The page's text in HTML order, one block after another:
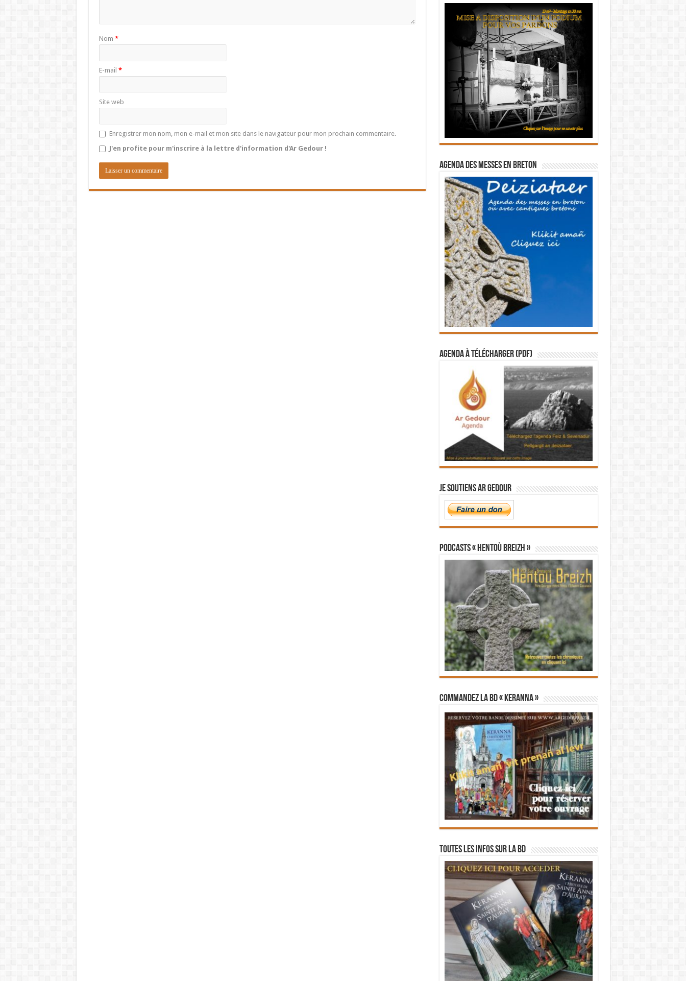
Nom *
E-mail *
Site web
Enregistrer mon nom, mon e-mail et mon site dans le navigateur pour mon prochain commentaire.
J'en profite pour m'inscrire à la lettre d'information d'Ar Gedour !
Agenda des messes en breton
Agenda à télécharger (PDF)
Je soutiens Ar Gedour
PODCASTS « Hentoù Breizh »
Commandez la BD « Keranna »
Toutes les infos sur la BD